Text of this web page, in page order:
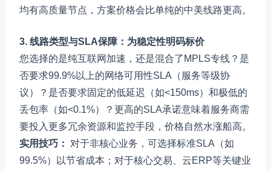
均有高质量节点，方案价格会比单纯的中美线路更高。
3. 线路类型与SLA保障：为稳定性明码标价
您选择的是纯互联网加速，还是混合了MPLS专线？是
否要求99.9%以上的网络可用性SLA（服务等级协
议）？是否要求固定的低延迟（如<150ms）和极低的
丢包率（如<0.1%）？更高的SLA承诺意味着服务商需
要投入更多冗余资源和监控手段，价格自然水涨船高。
实用技巧：
对于非核心业务，可选择标准SLA（如
99.5%）以节省成本；对于核心交易、云ERP等关键业